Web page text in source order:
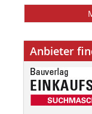
Anbieter